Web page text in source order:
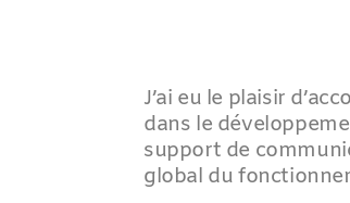
J’ai eu le plaisir
dans le
support de
global du